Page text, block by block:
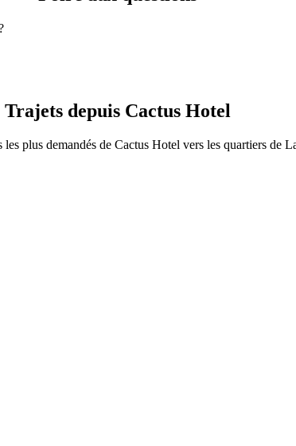
qui vous coûtera environ 15,00 € EUR.
Trajets depuis Cactus Hotel
les plus demandés de Cactus Hotel vers les quartiers de